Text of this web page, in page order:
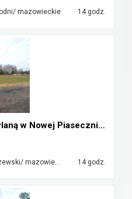
mazowieckie 14 godz.
Sprzedam działkę budowlaną w Nowej Piasecznicy
mazowieckie 14 godz.